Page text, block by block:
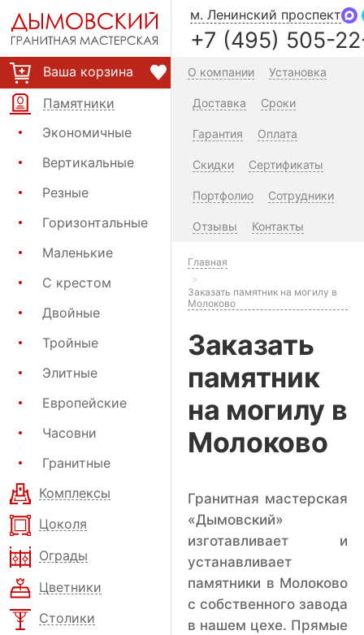
Ваша корзина
Памятники
Экономичные
Вертикальные
Резные
Горизонтальные
Маленькие
С крестом
Двойные
Тройные
Элитные
Европейские
Часовни
Гранитные
Комплексы
Цоколя
Ограды
Цветники
Столики
м. Ленинский проспект
+7 (495) 505-
О компании Установка
Доставка Сроки
Гарантия Оплата
Скидки Сертификаты
Портфолио Сотрудники
Отзывы Контакты
Главная
Заказать памятник на могилу в
Молоково
Заказать
памятник
на могилу в
Молоково
Гранитная мастерская
«Дымовский»
изготавливает и
устанавливает
памятники в Молоково
с собственного завода
в нашем цехе. Прямые